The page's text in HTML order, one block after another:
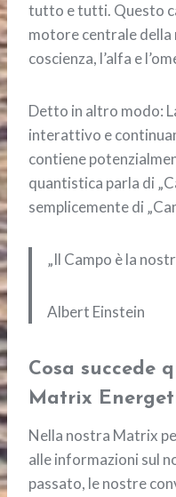
tutto e tutti. Questo
motore centrale
coscienza, l’alfa e
Detto in altro modo:
interattivo e
contiene
quantistica parla di
semplicemente di
„Il Campo è la
Albert Einstein
Cosa succede
Matrix
Nella nostra Matrix
alle informazioni sul
passato, le nostre